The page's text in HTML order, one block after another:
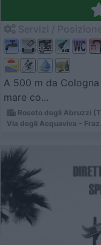
A 500 m da
mare co...
Roseto degli Abruzzi
Via degli Acquaviva -